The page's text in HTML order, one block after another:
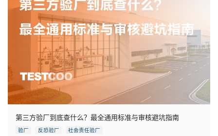
第三方验厂到底查什么？最全通用标准与审核避坑指南
验厂 反恐验厂 社会责任验厂